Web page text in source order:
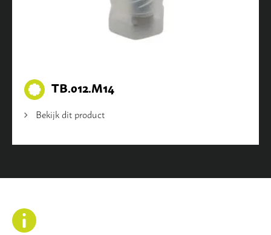
TB.012.M14
Bekijk dit product